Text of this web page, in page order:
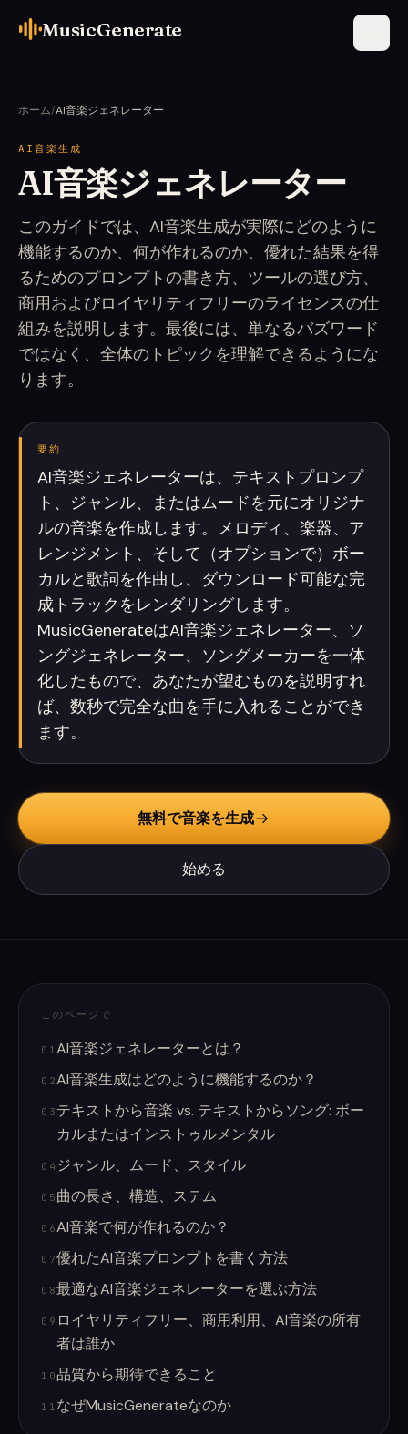
MusicGenerate
ホーム/AI音楽ジェネレーター
AI音楽生成
AI音楽ジェネレーター
このガイドでは、AI音楽生成が実際にどのように
機能するのか、何が作れるのか、優れた結果を得
るためのプロンプトの書き方、ツールの選び方、
商用およびロイヤリティフリーのライセンスの仕
組みを説明します。最後には、単なるバズワード
ではなく、全体のトピックを理解できるようにな
ります。
要約
AI音楽ジェネレーターは、テキストプロンプ
ト、ジャンル、またはムードを元にオリジナ
ルの音楽を作成します。メロディ、楽器、ア
レンジメント、そして（オプションで）ボー
カルと歌詞を作曲し、ダウンロード可能な完
成トラックをレンダリングします。
MusicGenerateはAI音楽ジェネレーター、ソ
ングジェネレーター、ソングメーカーを一体
化したもので、あなたが望むものを説明すれ
ば、数秒で完全な曲を手に入れることができ
ます。
無料で音楽を生成
始める
このページで
01AI音楽ジェネレーターとは？
02AI音楽生成はどのように機能するのか？
03 テキストから音楽 vs. テキストからソング: ボー
カルまたはインストゥルメンタル
04 ジャンル、ムード、スタイル
05 曲の長さ、構造、ステム
06AI音楽で何が作れるのか？
07優れたAI音楽プロンプトを書く方法
08最適なAI音楽ジェネレーターを選ぶ方法
09 ロイヤリティフリー、商用利用、AI音楽の所有
者は誰か
10品質から期待できること
11 なぜMusicGenerateなのか